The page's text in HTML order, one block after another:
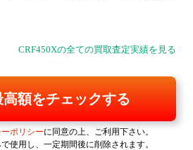
CRF450Xの全ての買取査定実績を見る
高額をチェックする
ポリシーに同意の上、ご利用下さい。
使用し、一定期間後に削除されます。